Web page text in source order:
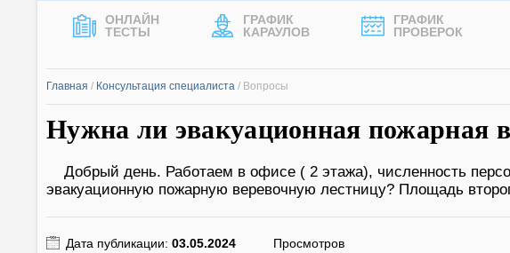
ОНЛАЙН
ТЕСТЫ
ГРАФИК
КАРАУЛОВ
ГРАФИК
ПРОВЕРОК
Главная / Консультация специалиста / Вопросы
Нужна ли эвакуационная пожарная
Добрый день. Работаем в офисе ( 2 этажа), численность
эвакуационную пожарную веревочную лестницу? Площадь
Дата публикации: 03.05.2024 Просмотров